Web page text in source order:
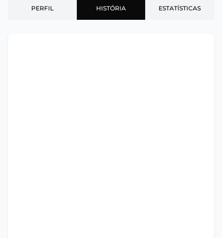
PERFIL HISTÓRIA ESTATÍSTICAS